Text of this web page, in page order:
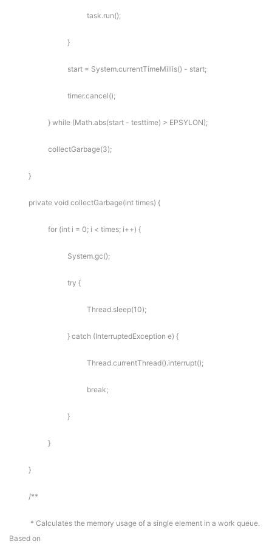
task.run();
}
start = System.currentTimeMillis() - start;
timer.cancel();
} while (Math.abs(start - testtime) > EPSYLON);
collectGarbage(3);
}
private void collectGarbage(int times) {
for (int i = 0; i < times; i++) {
System.gc();
try {
Thread.sleep(10);
} catch (InterruptedException e) {
Thread.currentThread().interrupt();
break;
}
}
}
/**
* Calculates the memory usage of a single element in a work queue.
Based on